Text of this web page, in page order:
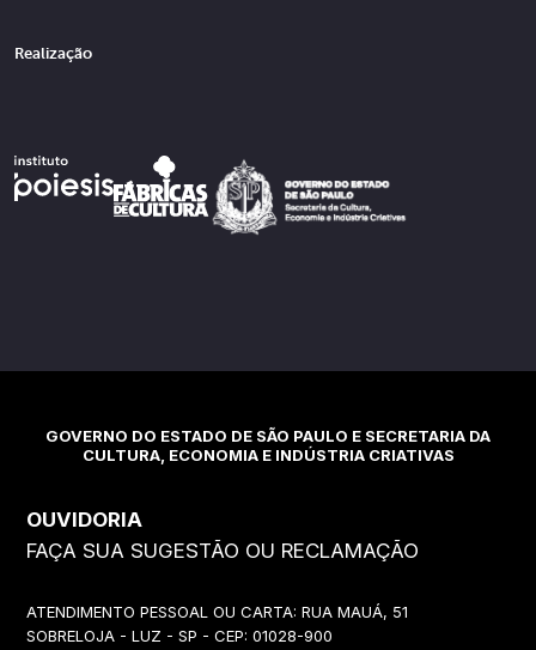
Realização
GOVERNO DO ESTADO DE SÃO PAULO E SECRETARIA DA
CULTURA, ECONOMIA E INDÚSTRIA CRIATIVAS
OUVIDORIA
FAÇA SUA SUGESTÃO OU RECLAMAÇÃO
ATENDIMENTO PESSOAL OU CARTA: RUA MAUÁ, 51
SOBRELOJA - LUZ - SP - CEP: 01028-900